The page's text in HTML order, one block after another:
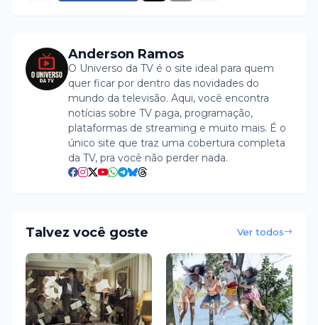
Anderson Ramos
O Universo da TV é o site ideal para quem
quer ficar por dentro das novidades do
mundo da televisão. Aqui, você encontra
notícias sobre TV paga, programação,
plataformas de streaming e muito mais. É o
único site que traz uma cobertura completa
da TV, pra você não perder nada.
Talvez você goste Ver todos